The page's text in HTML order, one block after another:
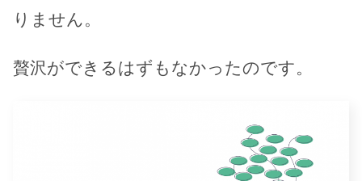
りません。
贅沢ができるはずもなかったのです。